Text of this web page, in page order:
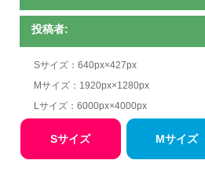
投稿者:
Sサイズ：640px×427px
Mサイズ：1920px×1280px
Lサイズ：6000px×4000px
Sサイズ Mサイズ